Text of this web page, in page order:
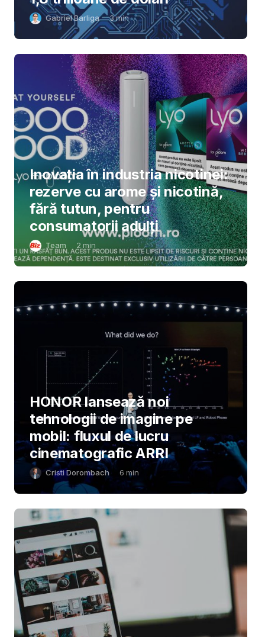
Gabriel Barliga 3min
Inovația în industria nicotinei:
rezerve cu arome și nicotină,
fără tutun, pentru
consumatorii adulți
Team 2 min
HONOR lansează noi
tehnologii de imagine pe
mobil: fluxul de lucru
cinematografic ARRI
Cristi Dorombach 6 min